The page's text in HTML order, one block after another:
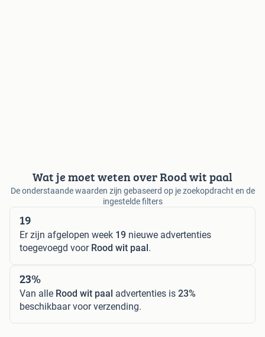
Wat je moet weten over Rood wit paal
De onderstaande waarden zijn gebaseerd op je zoekopdracht en de
ingestelde filters
19
Er zijn afgelopen week 19 nieuwe advertenties
toegevoegd voor Rood wit paal.
23%
Van alle Rood wit paal advertenties is 23%
beschikbaar voor verzending.